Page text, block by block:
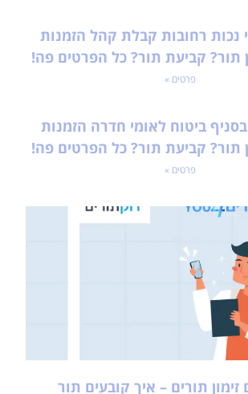
נכות רחובות קבלת קהל הזמנות
תור? קביעת תור? כל הפרטים פה!
פרטים »
ביטוח לאומי חדרה הזמנות
תור? קביעת תור? כל הפרטים פה!
פרטים »
זימון תורים – איך קובעים תור